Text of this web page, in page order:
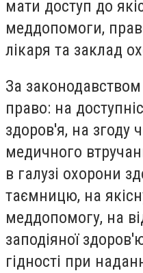
мати доступ до
меддопомоги,
лікаря та заклад
За
право: на
здоров'я, на згоду
медичного
в галузі охорони
таємницю, на
меддопомогу, на
заподіяної
гідності при